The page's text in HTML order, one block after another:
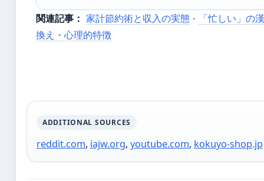
関連記事： 家計節約術と収入の実態 ·
「忙しい」の
換え・心理的特徴
ADDITIONAL SOURCES
reddit.com, iajw.org, youtube.com, kokuyo-shop.jp